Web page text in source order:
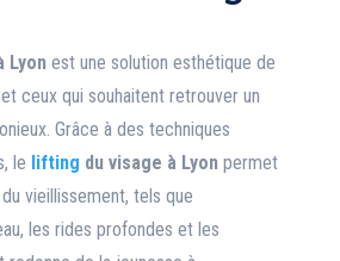
Lyon est une solution esthétique de
ceux qui souhaitent retrouver un
Grâce à des techniques
le lifting du visage à Lyon permet
vieillissement, tels que
les rides profondes et les